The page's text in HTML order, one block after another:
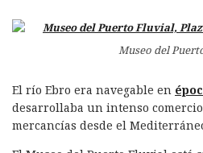
Museo del
El río Ebro era navegable en
desarrollaba un intenso
mercancías desde el